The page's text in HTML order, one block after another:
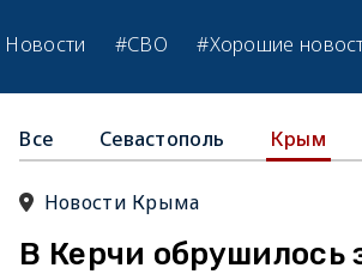
Новости #СВО #Хорошие
Все Севастополь Крым
Новости Крыма
В Керчи обрушилось